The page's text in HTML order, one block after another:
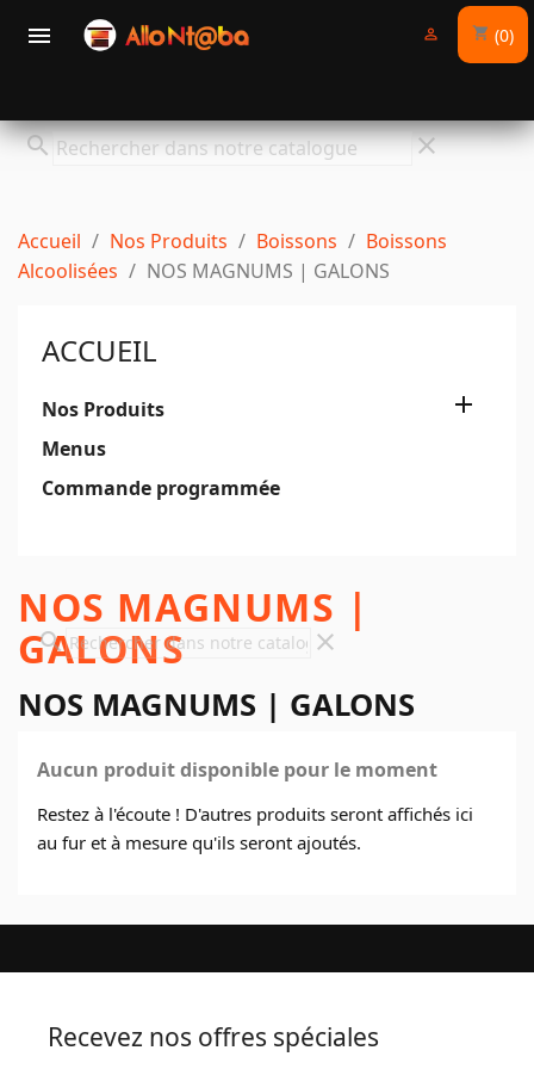
 shopping_cart (0)

search clear
Accueil Nos Produits Boissons
Boissons
Alcoolisées
NOS MAGNUMS | GALONS
ACCUEIL
Nos Produits 
Menus
Commande programmée
NOS MAGNUMS |
GALONS
NOS MAGNUMS | GALONS
Aucun produit disponible pour le moment
Restez à l'écoute ! D'autres produits seront affichés ici
au fur et à mesure qu'ils seront ajoutés.
search clear
Recevez nos offres spéciales